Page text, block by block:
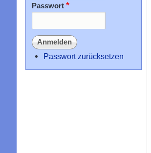
Passwort
Passwort zurücksetzen